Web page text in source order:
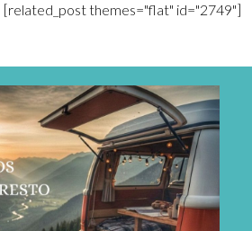
[related_post themes="flat" id="2749"]